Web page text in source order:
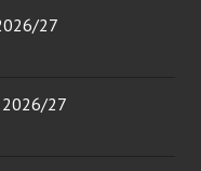
27
2026/27